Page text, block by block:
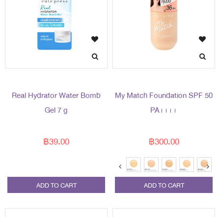
Real Hydrator Water Bomb
Gel 7 g
฿39.00
ADD TO CART
My Match Foundation SPF 50
PA++++
฿300.00
ADD TO CART